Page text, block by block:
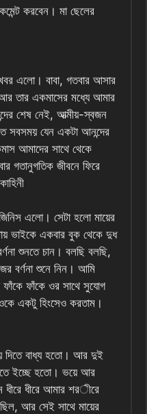
করবেন। মা ছেলের
এলো। বাবা, গতবার আসার
তার একমাসের মধ্যে আমার
শেষ নেই, আত্মীয়-স্বজন
সবসময় যেন একটা আনন্দের
আমাদের সাথে থেকে
গতানুগতিক জীবনে ফিরে
এলো। সেটা হলো মায়ের
ভাইকে একবার বুক থেকে দুধ
শুনতে চান। বলছি বলছি,
বর্ণনা শুনে নিন। আমি
ফাঁকে ওর সাথে সুযোগ
একটু হিংসেও করতাম।
দিতে বাধ্য হতো। আর দুই
ইচ্ছে হতো। ভয়ে আর
ধীরে আমার শরীরে
আর সেই সাথে মায়ের